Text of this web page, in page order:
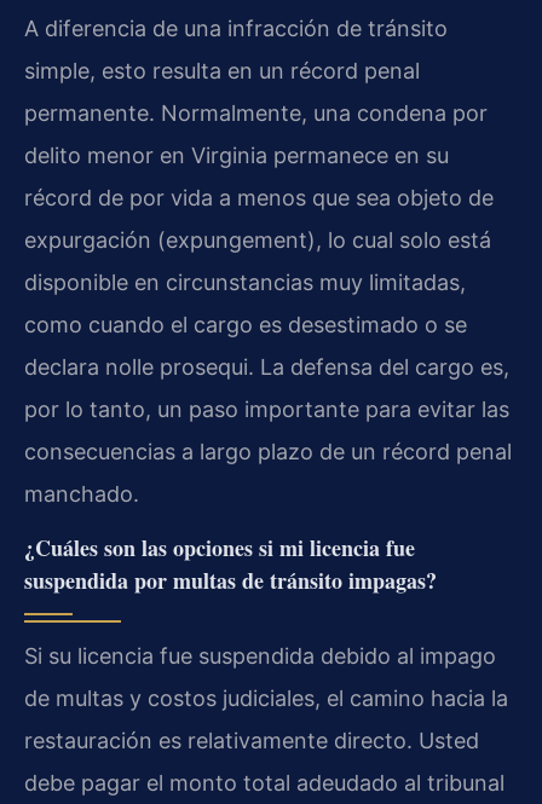
A diferencia de una infracción de tránsito
simple, esto resulta en un récord penal
permanente. Normalmente, una condena por
delito menor en Virginia permanece en su
récord de por vida a menos que sea objeto de
expurgación (expungement), lo cual solo está
disponible en circunstancias muy limitadas,
como cuando el cargo es desestimado o se
declara nolle prosequi. La defensa del cargo es,
por lo tanto, un paso importante para evitar las
consecuencias a largo plazo de un récord penal
manchado.
¿Cuáles son las opciones si mi licencia fue
suspendida por multas de tránsito impagas?
Si su licencia fue suspendida debido al impago
de multas y costos judiciales, el camino hacia la
restauración es relativamente directo. Usted
debe pagar el monto total adeudado al tribunal